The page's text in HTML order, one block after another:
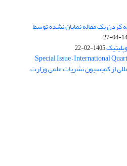
یک مقاله نمایان نشده توسط
1405-02-22
Special Issue – International
از کمیسیون نشریات علمی وزارت